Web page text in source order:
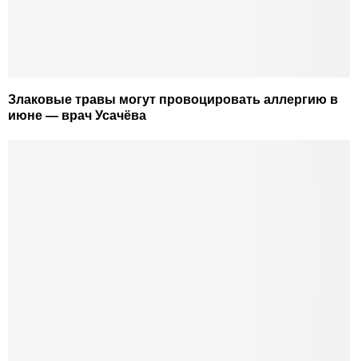
Злаковые травы могут провоцировать аллергию в
июне — врач Усачёва